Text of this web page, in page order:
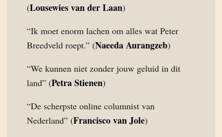
(Lousewies van der Laan)
“Ik moet enorm lachen om alles wat Peter
Breedveld roept.” (Naeeda Aurangzeb)
“We kunnen niet zonder jouw geluid in dit
land” (Petra Stienen)
“De scherpste online columnist van
Nederland” (Francisco van Jole)